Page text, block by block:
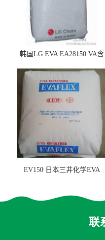
韩国LG EVA EA28150 VA含
EV150 日本三井化学EVA
联